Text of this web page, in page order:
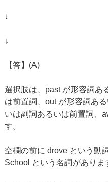
↓
↓
【答】(A)
選択肢は、past が形容詞あ
は前置詞、out が形容詞あ
いは副詞あるいは前置詞、
す。
空欄の前に drove という動
School という名詞がありま